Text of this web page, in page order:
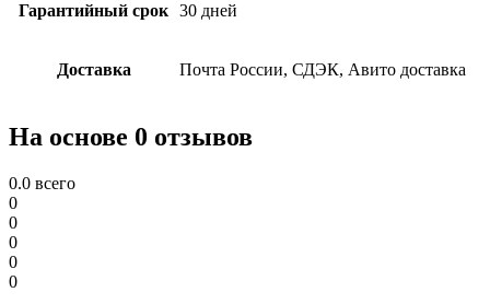
Гарантийный срок 30 дней
Доставка Почта России, СДЭК, Авито доставка
На основе 0 отзывов
0.0 всего
0
0
0
0
0